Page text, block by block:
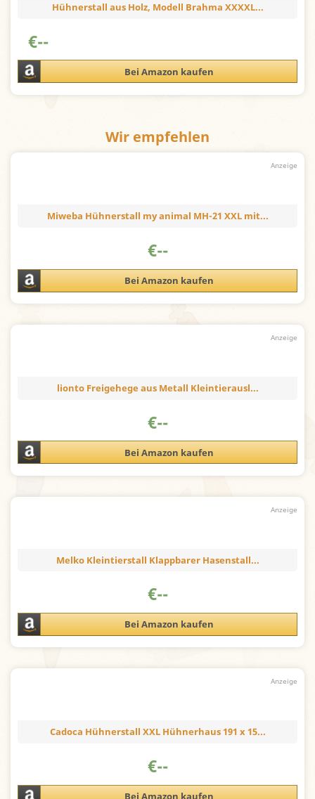
Wir empfehlen
Miweba Hühnerstall my animal MH-21 XXL mit...
€--
Bei Amazon kaufen
lionto Freigehege aus Metall Kleintierausl...
€--
Bei Amazon kaufen
Melko Kleintierstall Klappbarer Hasenstall...
€--
Bei Amazon kaufen
Cadoca Hühnerstall XXL Hühnerhaus 191 x 15...
€--
Bei Amazon kaufen
Hühnerstall aus Holz, Modell Brahma XXXXL...
€--
Bei Amazon kaufen